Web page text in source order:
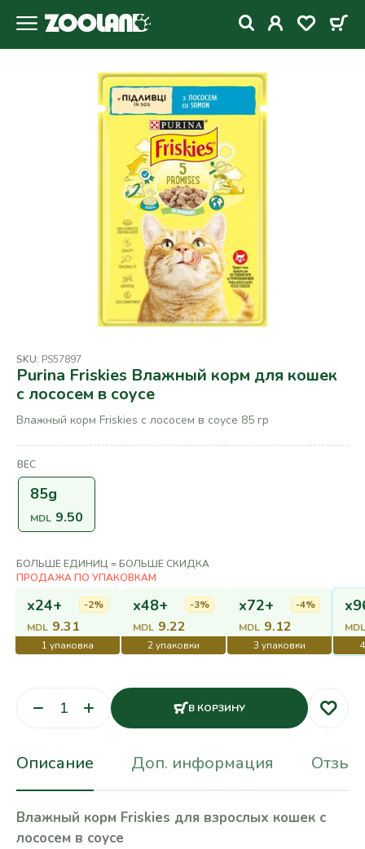
SKU: PS57897
Purina Friskies Влажный корм для кошек
с лососем в соусе
Влажный корм Friskies с лососем в соусе 85 гр
ВЕС
85g
MDL 9.50
БОЛЬШЕ ЕДИНИЦ = БОЛЬШЕ СКИДКА
x24+
MDL 9.31
-2% x48+
MDL 9.22
-3% x72+
MDL 9.12
-4%
MDL
В КОРЗИНУ
Описание Доп. информация
Влажный корм Friskies для взрослых кошек с
лососем в соусе